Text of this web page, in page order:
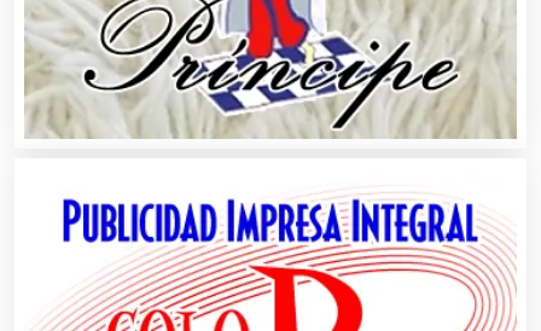
Artículos de Oficina
Artículos de Piel
Artículos Deportivos
Artículos Importados